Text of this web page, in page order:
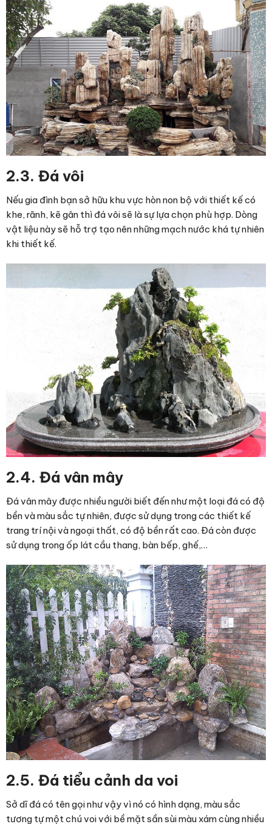
2.3. Đá vôi
Nếu gia đình bạn sở hữu khu vực hòn non bộ với thiết kế có
khe, rãnh, kẽ gân thì đá vôi sẽ là sự lựa chọn phù hợp. Dòng
vật liệu này sẽ hỗ trợ tạo nên những mạch nước khá tự nhiên
khi thiết kế.
2.4. Đá vân mây
Đá vân mây được nhiều người biết đến như một loại đá có độ
bền và màu sắc tự nhiên, được sử dụng trong các thiết kế
trang trí nội và ngoại thất, có độ bền rất cao. Đá còn được
sử dụng trong ốp lát cầu thang, bàn bếp, ghế,…
2.5. Đá tiểu cảnh da voi
Sở dĩ đá có tên gọi như vậy vì nó có hình dạng, màu sắc
tương tự một chú voi với bề mặt sần sùi màu xám cùng nhiều